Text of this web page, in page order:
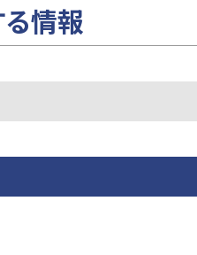
る情報